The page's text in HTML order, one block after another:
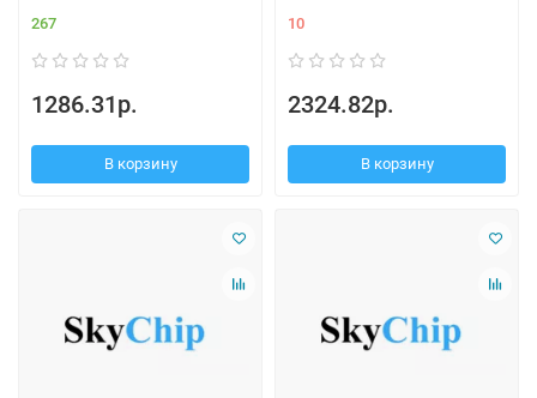
267
1286.31р.
В корзину
10
2324.82р.
В корзину